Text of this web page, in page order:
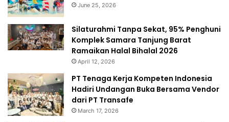
June 25, 2026
Silaturahmi Tanpa Sekat, 95% Penghuni
Komplek Samara Tanjung Barat
Ramaikan Halal Bihalal 2026
April 12, 2026
PT Tenaga Kerja Kompeten Indonesia
Hadiri Undangan Buka Bersama Vendor
dari PT Transafe
March 17, 2026